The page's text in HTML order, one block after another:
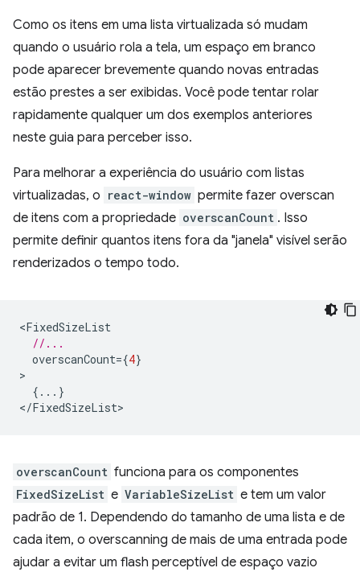
Como os itens em uma lista virtualizada só mudam
quando o usuário rola a tela, um espaço em branco
pode aparecer brevemente quando novas entradas
estão prestes a ser exibidas. Você pode tentar rolar
rapidamente qualquer um dos exemplos anteriores
neste guia para perceber isso.
Para melhorar a experiência do usuário com listas
virtualizadas, o react-window permite fazer overscan
de itens com a propriedade overscanCount . Isso
permite definir quantos itens fora da "janela" visível serão
renderizados o tempo todo.
<FixedSizeList
//...
overscanCount={4}
{...}
</FixedSizeList
overscanCount funciona para os componentes
FixedSizeList e VariableSizeList e tem um valor
padrão de 1. Dependendo do tamanho de uma lista e de
cada item, o overscanning de mais de uma entrada pode
ajudar a evitar um flash perceptível de espaço vazio